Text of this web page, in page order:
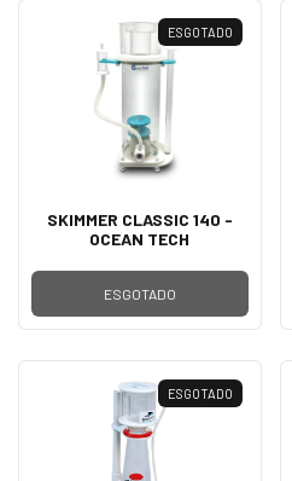
ESGOTADO
SKIMMER CLASSIC 140 -
OCEAN TECH
ESGOTADO
ESGOTADO